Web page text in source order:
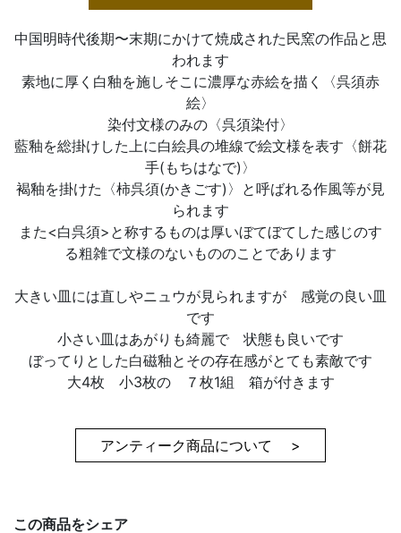
中国明時代後期〜末期にかけて焼成された民窯の作品と思
われます
素地に厚く白釉を施しそこに濃厚な赤絵を描く〈呉須赤
絵〉
染付文様のみの〈呉須染付〉
藍釉を総掛けした上に白絵具の堆線で絵文様を表す〈餅花
手(もちはなで)〉
褐釉を掛けた〈柿呉須(かきごす)〉と呼ばれる作風等が見
られます
また<白呉須>と称するものは厚いぼてぼてした感じのす
る粗雑で文様のないもののことであります
大きい皿には直しやニュウが見られますが 感覚の良い皿
です
小さい皿はあがりも綺麗で 状態も良いです
ぼってりとした白磁釉とその存在感がとても素敵です
大4枚 小3枚の ７枚1組 箱が付きます
アンティーク商品について >
この商品をシェア